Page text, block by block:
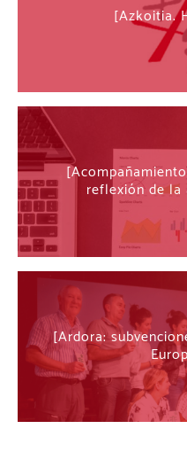
Azkoitia.
reflexión de la
Ardora: